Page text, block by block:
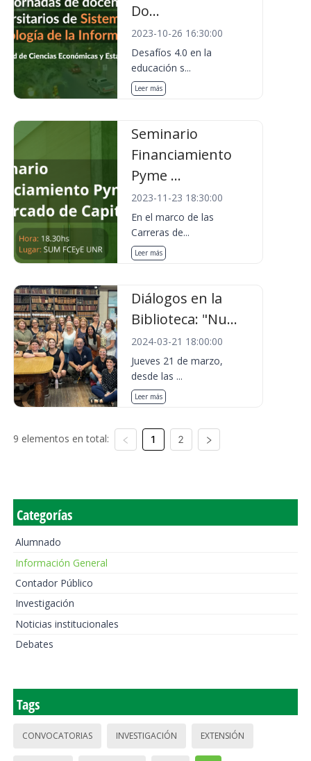
Do...
2023-10-26 16:30:00
Desafíos 4.0 en la
educación s...
Leer más
Seminario
Financiamiento
Pyme ...
2023-11-23 18:30:00
En el marco de las
Carreras de...
Leer más
Diálogos en la
Biblioteca: "Nu...
2024-03-21 18:00:00
Jueves 21 de marzo,
desde las ...
Leer más
9 elementos en total: 1 2
Categorías
Alumnado
Información General
Contador Público
Investigación
Noticias institucionales
Debates
Tags
CONVOCATORIAS INVESTIGACIÓN EXTENSIÓN